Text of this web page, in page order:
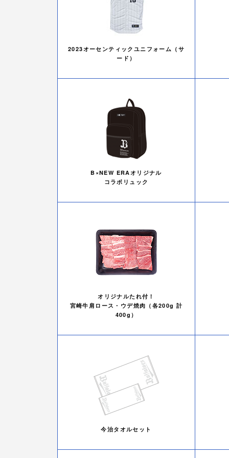
2023オーセンティックユニフォーム（サ
ード）
B×NEW ERAオリジナル
コラボリュック
オリジナルたれ付！
宮崎牛肩ロース・ウデ焼肉（各200g 計
400g）
今治タオルセット